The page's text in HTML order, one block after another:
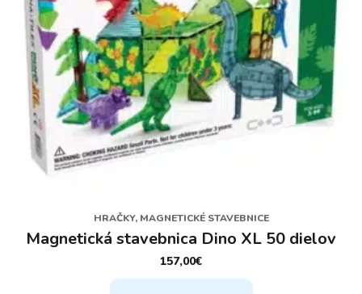
HRAČKY, MAGNETICKÉ STAVEBNICE
Magnetická stavebnica Dino XL 50 dielov
157,00€